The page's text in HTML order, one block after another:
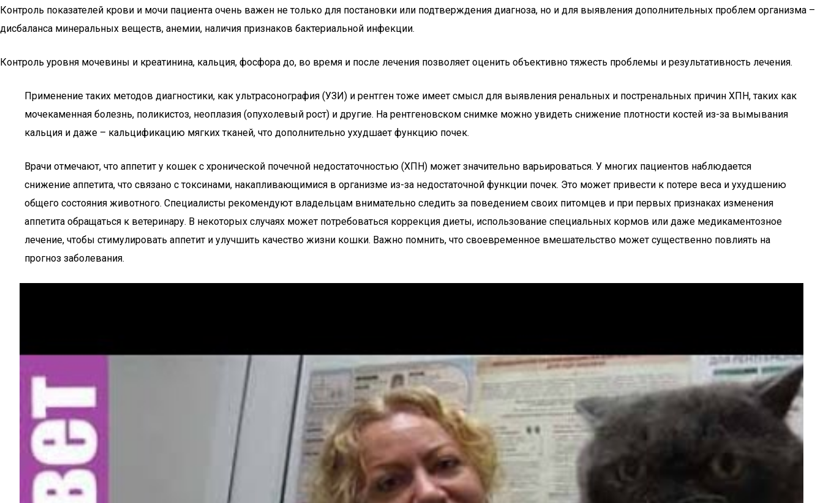
Контроль показателей крови и мочи пациента очень важен не только для постановки или подтверждения диагноза, но и для выявления дополнительных проблем организма –
дисбаланса минеральных веществ, анемии, наличия признаков бактериальной инфекции.
Контроль уровня мочевины и креатинина, кальция, фосфора до, во время и после лечения позволяет оценить объективно тяжесть проблемы и результативность лечения.
Применение таких методов диагностики, как ультрасонография (УЗИ) и рентген тоже имеет смысл для выявления ренальных и постренальных причин ХПН, таких как
мочекаменная болезнь, поликистоз, неоплазия (опухолевый рост) и другие. На рентгеновском снимке можно увидеть снижение плотности костей из-за вымывания
кальция и даже – кальцификацию мягких тканей, что дополнительно ухудшает функцию почек.
Врачи отмечают, что аппетит у кошек с хронической почечной недостаточностью (ХПН) может значительно варьироваться. У многих пациентов наблюдается
снижение аппетита, что связано с токсинами, накапливающимися в организме из-за недостаточной функции почек. Это может привести к потере веса и ухудшению
общего состояния животного. Специалисты рекомендуют владельцам внимательно следить за поведением своих питомцев и при первых признаках изменения
аппетита обращаться к ветеринару. В некоторых случаях может потребоваться коррекция диеты, использование специальных кормов или даже медикаментозное
лечение, чтобы стимулировать аппетит и улучшить качество жизни кошки. Важно помнить, что своевременное вмешательство может существенно повлиять на
прогноз заболевания.